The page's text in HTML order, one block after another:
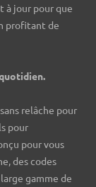
à jour pour que
profitant de
relâche pour
pour
pour vous
des codes
gamme de